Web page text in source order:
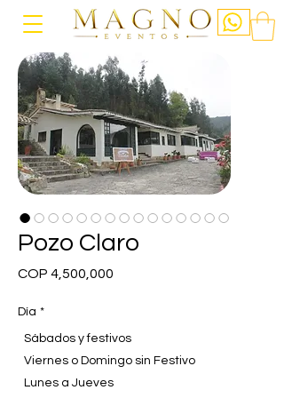
Pozo Claro
COP 4,500,000
Día *
Sábados y festivos
Viernes o Domingo sin Festivo
Lunes a Jueves